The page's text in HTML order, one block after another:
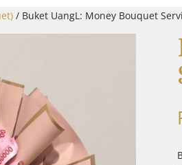
/ Buket UangL: Money Bouquet